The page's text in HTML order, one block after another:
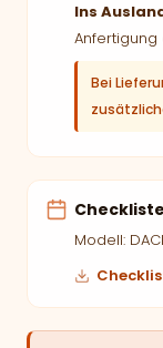
Ins
Anfertigung
Bei
Modell: